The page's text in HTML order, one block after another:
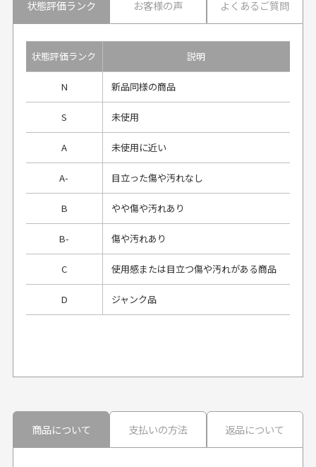
状態評価ランク お客様の声 よくあるご質問
状態評価ランク 説明
N 新品同様の商品
S 未使用
A 未使用に近い
A- 目立った傷や汚れなし
B やや傷や汚れあり
B- 傷や汚れあり
C 使用感または目立つ傷や汚れがある商品
D ジャンク品
30代男性 30代男性
商品について 支払いの方法 返品について